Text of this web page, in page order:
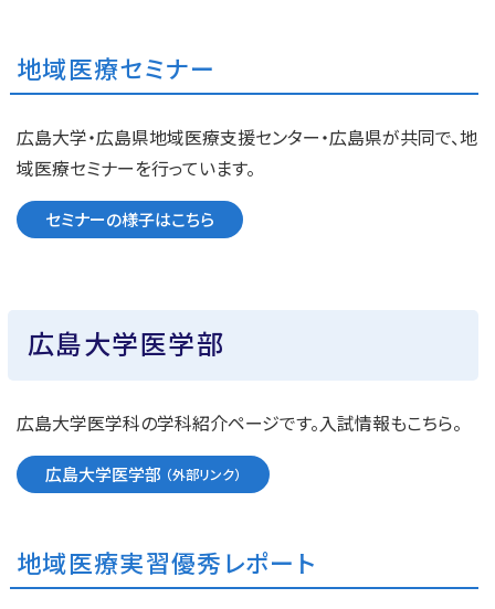
地域医療セミナー
広島大学・広島県地域医療支援センター・広島県が共同で、地
域医療セミナーを行っています。
セミナーの様子はこちら
広島大学医学部
広島大学医学科の学科紹介ページです。入試情報もこちら。
広島大学医学部
地域医療実習優秀レポート